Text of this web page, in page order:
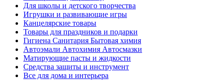
Для школы и детского творчества
Игрушки и развивающие игры
Канцелярские товары
Товары для праздников и подарки
Гигиена Санитария Бытовая химия
Автоэмали Автохимия Автосмазки
Матирующие пасты и жидкости
Средства защиты и инструмент
Все для дома и интерьера